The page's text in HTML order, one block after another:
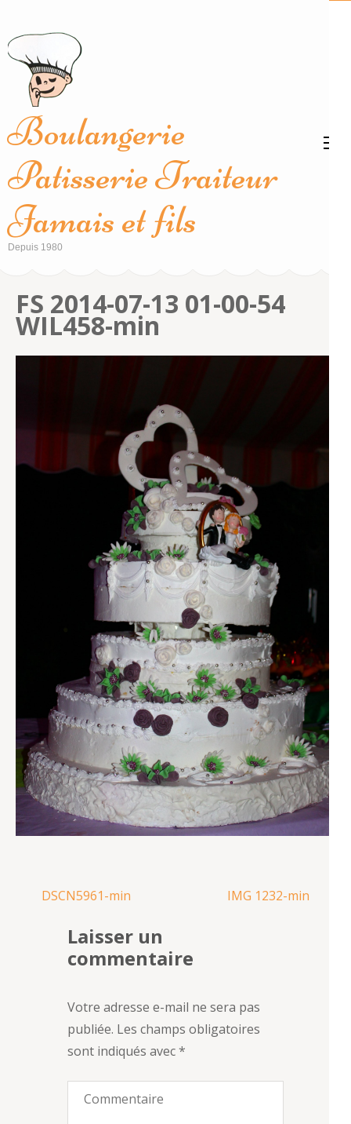
contenu
(Pressez
Entrée)
Boulangerie
Patisserie Traiteur
Jamais et fils
Depuis 1980
FS 2014-07-13 01-00-54
WIL458-min
Navigation
l’article
DSCN5961-min IMG 1232-min
Laisser un
commentaire
Votre adresse e-mail ne sera pas
publiée. Les champs obligatoires
sont indiqués avec*